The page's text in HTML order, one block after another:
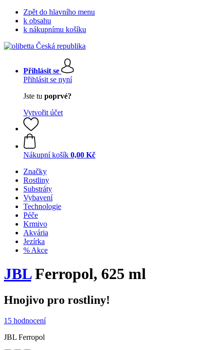
Zpět do hlavního menu
k obsahu
k nákupnímu košíku
Přihlásit se
Přihlásit se nyní
Jste tu poprvé?
Vytvořit účet
Nákupní košík 0,00 Kč
Značky
Rostliny
Substráty
Vybavení
Technologie
Péče
Krmivo
Akvária
Jezírka
% Akce
JBLFerropol, 625 ml
Hnojivo pro rostliny!
15 hodnocení
JBL Ferropol